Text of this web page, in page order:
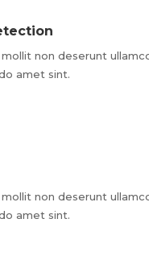
non deserunt
amet sint.
non deserunt
amet sint.